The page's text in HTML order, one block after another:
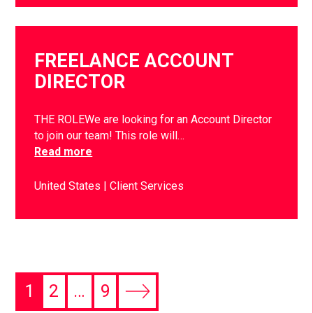
FREELANCE ACCOUNT
DIRECTOR
THE ROLEWe are looking for an Account Director
to join our team! This role will…
Read more
United States Client Services
1 2 … 9